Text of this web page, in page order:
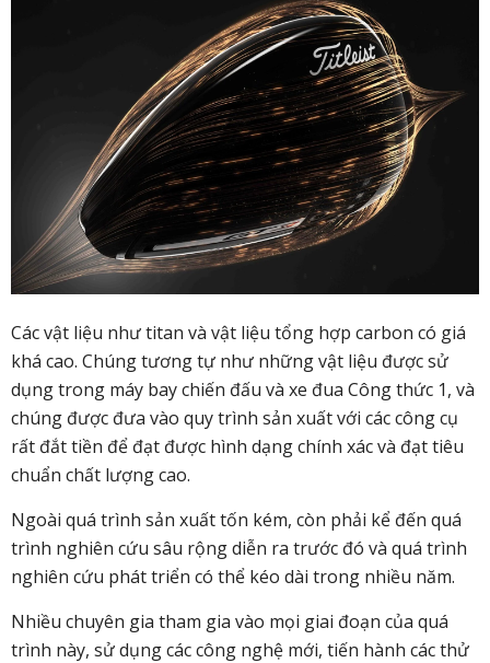
Các vật liệu như titan và vật liệu tổng hợp carbon có giá
khá cao. Chúng tương tự như những vật liệu được sử
dụng trong máy bay chiến đấu và xe đua Công thức 1, và
chúng được đưa vào quy trình sản xuất với các công cụ
rất đắt tiền để đạt được hình dạng chính xác và đạt tiêu
chuẩn chất lượng cao.
Ngoài quá trình sản xuất tốn kém, còn phải kể đến quá
trình nghiên cứu sâu rộng diễn ra trước đó và quá trình
nghiên cứu phát triển có thể kéo dài trong nhiều năm.
Nhiều chuyên gia tham gia vào mọi giai đoạn của quá
trình này, sử dụng các công nghệ mới, tiến hành các thử